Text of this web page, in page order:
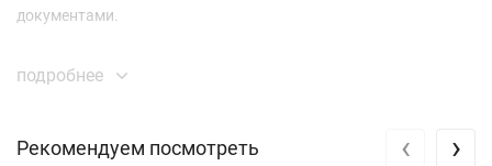
документами.
С новым процессором Apple M4 вы получаете невероятную
что делает iPad Pro идеальным выбором для профессионалов.
подробнее
Рекомендуем посмотреть ‹ ›